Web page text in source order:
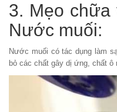
3. Mẹo chữa
Nước muối:
Nước muối có tác dụng làm
bỏ các chất gây dị ứng, chất ô